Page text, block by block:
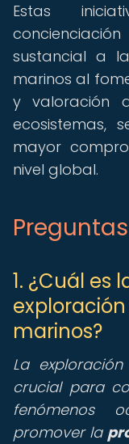
Estas
sustancial a
marinos al
y valoración
ecosistemas,
mayor
nivel global.
1. ¿Cuál es
marinos?
La
crucial para
fenómenos
promover la